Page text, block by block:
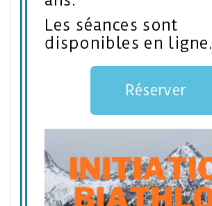
Les séances sont
disponibles en ligne.
Réserver